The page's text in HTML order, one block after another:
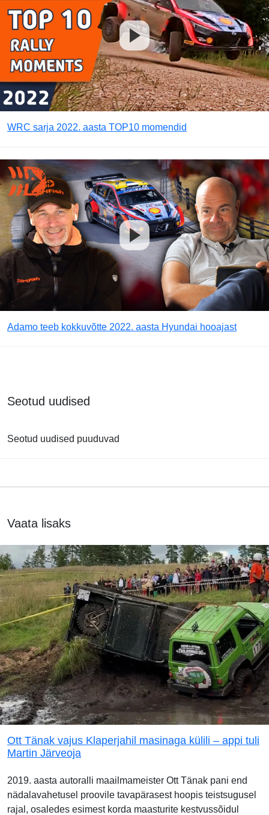
WRC sarja 2022. aasta TOP10 momendid
Adamo teeb kokkuvõtte 2022. aasta Hyundai hooajast
Seotud uudised
Seotud uudised puuduvad
Vaata lisaks
Ott Tänak vajus Klaperjahil masinaga külili – appi tuli
Martin Järveoja
2019. aasta autoralli maailmameister Ott Tänak pani end
nädalavahetusel proovile tavapärasest hoopis teistsugusel
rajal, osaledes esimest korda maasturite kestvussõidul